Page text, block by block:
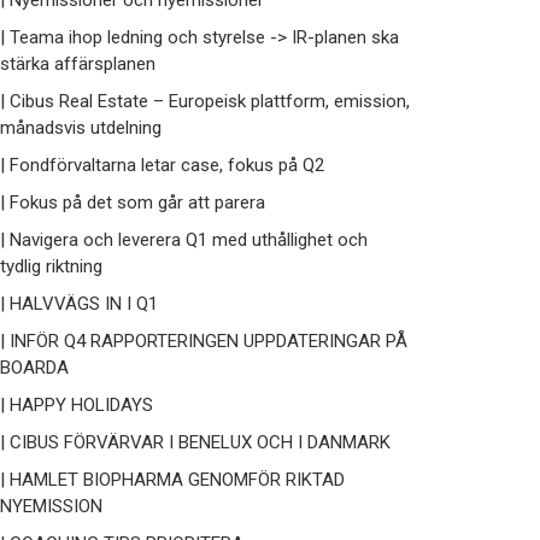
| Teama ihop ledning och styrelse -> IR-planen ska
stärka affärsplanen
| Cibus Real Estate – Europeisk plattform, emission,
månadsvis utdelning
| Fondförvaltarna letar case, fokus på Q2
| Fokus på det som går att parera
| Navigera och leverera Q1 med uthållighet och
tydlig riktning
| HALVVÄGS IN I Q1
| INFÖR Q4 RAPPORTERINGEN UPPDATERINGAR PÅ
BOARDA
| HAPPY HOLIDAYS
| CIBUS FÖRVÄRVAR I BENELUX OCH I DANMARK
| HAMLET BIOPHARMA GENOMFÖR RIKTAD
NYEMISSION